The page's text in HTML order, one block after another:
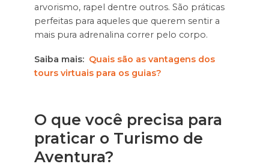
arvorismo, rapel dentre outros. São práticas
perfeitas para aqueles que querem sentir a
mais pura adrenalina correr pelo corpo.
Saiba mais: Quais são as vantagens dos
tours virtuais para os guias?
O que você precisa para
praticar o Turismo de
Aventura?